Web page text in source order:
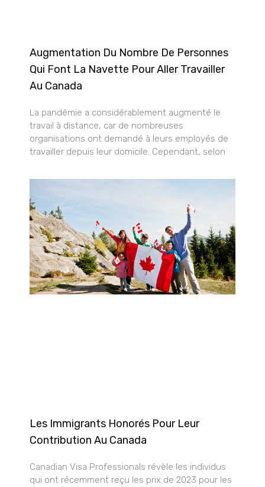
Augmentation Du Nombre De Personnes
Qui Font La Navette Pour Aller Travailler
Au Canada
La pandémie a considérablement augmenté le
travail à distance, car de nombreuses
organisations ont demandé à leurs employés de
travailler depuis leur domicile. Cependant, selon
Les Immigrants Honorés Pour Leur
Contribution Au Canada
Canadian Visa Professionals révèle les individus
qui ont récemment reçu les prix de 2023 pour les